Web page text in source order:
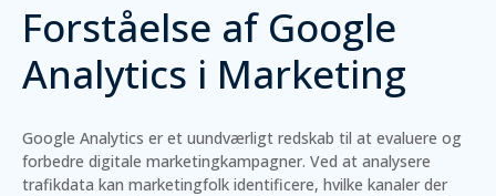
Forståelse af Google
Analytics i Marketing
Google Analytics er et uundværligt redskab til at evaluere og
forbedre digitale marketingkampagner. Ved at analysere
trafikdata kan marketingfolk identificere, hvilke kanaler der